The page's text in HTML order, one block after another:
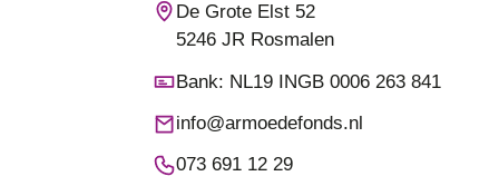
De Grote Elst 52
5246 JR Rosmalen
Bank: NL19 INGB 0006 263 841
info@armoedefonds.nl
073 691 12 29